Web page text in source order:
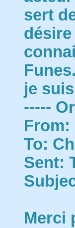
sert
je
-----
From:
To:
Sent:
Merci